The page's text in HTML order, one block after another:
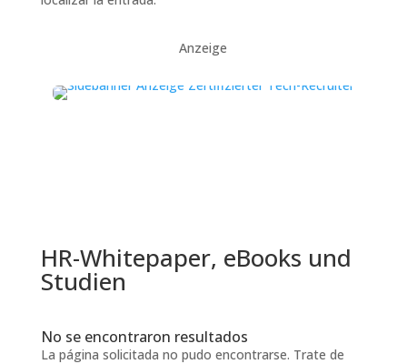
Anzeige
HR-Whitepaper, eBooks und
Studien
No se encontraron resultados
La página solicitada no pudo encontrarse. Trate de